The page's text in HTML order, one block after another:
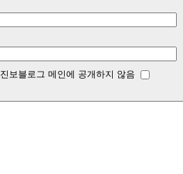
진보블로그 메인에 공개하지 않음